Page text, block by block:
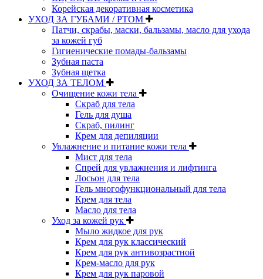
Корейская декоративная косметика
УХОД ЗА ГУБАМИ / РТОМ
Патчи, скрабы, маски, бальзамы, масло для ухода
за кожей губ
Гигиенические помады-бальзамы
Зубная паста
Зубная щетка
УХОД ЗА ТЕЛОМ
Очищение кожи тела
Скраб для тела
Гель для душа
Скраб, пилинг
Крем для депиляции
Увлажнение и питание кожи тела
Мист для тела
Спрей для увлажнения и лифтинга
Лосьон для тела
Гель многофункциональный для тела
Крем для тела
Масло для тела
Уход за кожей рук
Мыло жидкое для рук
Крем для рук классический
Крем для рук антивозрастной
Крем-масло для рук
Крем для рук паровой